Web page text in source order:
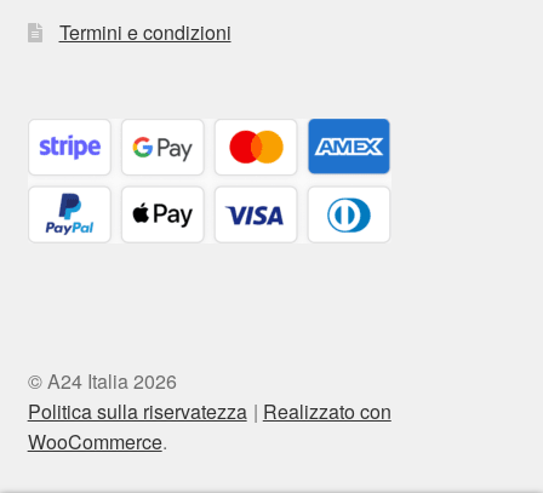
Termini e condizioni
© A24 Italia 2026
Politica sulla riservatezza
Realizzato con
WooCommerce.